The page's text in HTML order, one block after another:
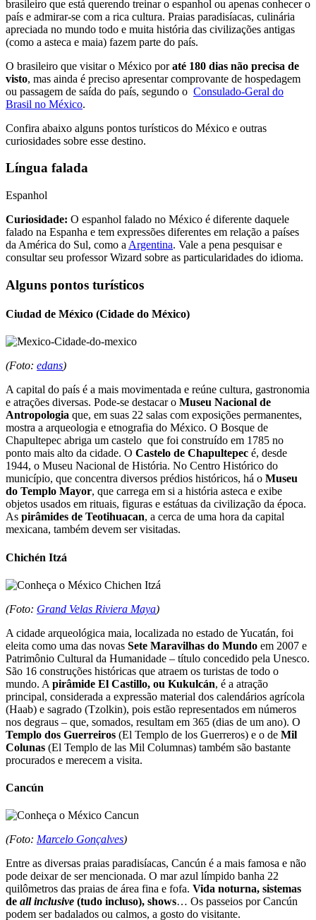
brasileiro que está querendo treinar o espanhol ou apenas conhecer o
país e admirar-se com a rica cultura. Praias paradisíacas, culinária
apreciada no mundo todo e muita história das civilizações antigas
(como a asteca e maia) fazem parte do país.
O brasileiro que visitar o México poraté 180 dias não precisa de
visto, mas ainda é preciso apresentar comprovante de hospedagem
ou passagem de saída do país, segundo o Consulado-Geral do
Brasil no México.
Confira abaixo alguns pontos turísticos do México e outras
curiosidades sobre esse destino.
Língua falada
Espanhol
Curiosidade: O espanhol falado no México é diferente daquele
falado na Espanha e tem expressões diferentes em relação a países
da América do Sul, como a Argentina. Vale a pena pesquisar e
consultar seu professor Wizard sobre as particularidades do idioma.
Alguns pontos turísticos
Ciudad de México (Cidade do México)
(Foto: edans)
A capital do país é a mais movimentada e reúne cultura, gastronomia
e atrações diversas. Pode-se destacar o Museu Nacional de
Antropologia que, em suas 22 salas com exposições permanentes,
mostra a arqueologia e etnografia do México. O Bosque de
Chapultepec abriga um castelo que foi construído em 1785 no
ponto mais alto da cidade. O Castelo de Chapultepec é, desde
1944, o Museu Nacional de História. No Centro Histórico do
município, que concentra diversos prédios históricos, há o Museu
do Templo Mayor, que carrega em si a história asteca e exibe
objetos usados em rituais, figuras e estátuas da civilização da época.
As pirâmides de Teotihuacan, a cerca de uma hora da capital
mexicana, também devem ser visitadas.
Chichén Itzá
(Foto: Grand Velas Riviera Maya)
A cidade arqueológica maia, localizada no estado de Yucatán, foi
eleita como uma das novas Sete Maravilhas do Mundo em 2007 e
Patrimônio Cultural da Humanidade – título concedido pela Unesco.
São 16 construções históricas que atraem os turistas de todo o
mundo. A pirâmide El Castillo, ou Kukulcán, é a atração
principal, considerada a expressão material dos calendários agrícola
(Haab) e sagrado (Tzolkin), pois estão representados em números
nos degraus – que, somados, resultam em 365 (dias de um ano). O
Templo dos Guerreiros (El Templo de los Guerreros) e o de Mil
Colunas (El Templo de las Mil Columnas) também são bastante
procurados e merecem a visita.
Cancún
(Foto: Marcelo Gonçalves)
Entre as diversas praias paradisíacas, Cancún é a mais famosa e não
pode deixar de ser mencionada. O mar azul límpido banha 22
quilômetros das praias de área fina e fofa. Vida noturna, sistemas
de all inclusive (tudo incluso), shows… Os passeios por Cancún
podem ser badalados ou calmos, a gosto do visitante.